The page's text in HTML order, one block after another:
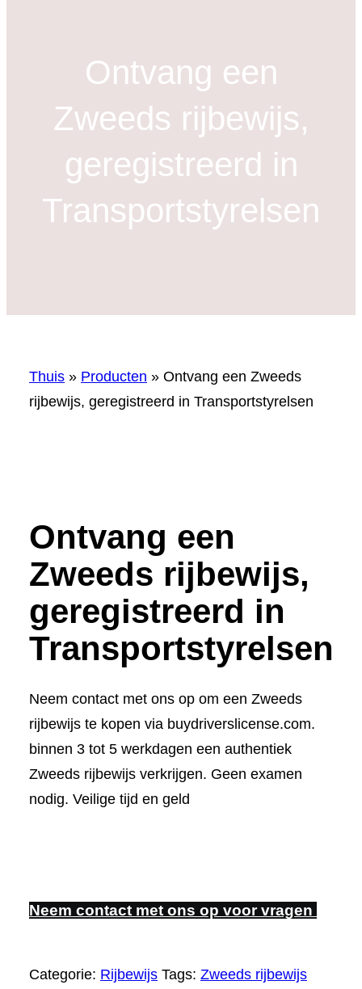
d
a
c
h
Ontvang een
Zweeds rijbewijs,
geregistreerd in
Transportstyrelsen
Thuis » Producten » Ontvang een Zweeds
rijbewijs, geregistreerd in Transportstyrelsen
Ontvang een
Zweeds rijbewijs,
geregistreerd in
Transportstyrelsen
Neem contact met ons op om een Zweeds
rijbewijs te kopen via buydriverslicense.com.
binnen 3 tot 5 werkdagen een authentiek
Zweeds rijbewijs verkrijgen. Geen examen
nodig. Veilige tijd en geld
Neem contact met ons op voor vragen
Categorie: Rijbewijs Tags: Zweeds rijbewijs